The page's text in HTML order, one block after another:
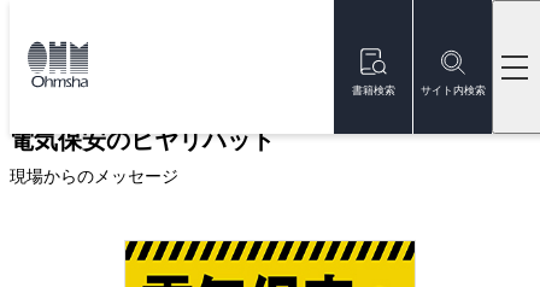
書籍検索 サイト内検索
トップ
電気保安のヒヤリハット
現場からのメッセージ